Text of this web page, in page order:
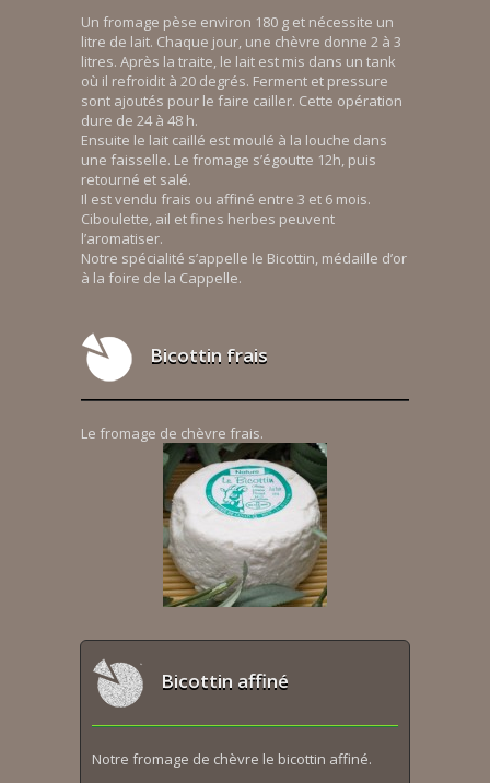
Un fromage pèse environ 180 g et nécessite un
litre de lait. Chaque jour, une chèvre donne 2 à 3
litres. Après la traite, le lait est mis dans un tank
où il refroidit à 20 degrés. Ferment et pressure
sont ajoutés pour le faire cailler. Cette opération
dure de 24 à 48 h.
Ensuite le lait caillé est moulé à la louche dans
une faisselle. Le fromage s’égoutte 12h, puis
retourné et salé.
Il est vendu frais ou affiné entre 3 et 6 mois.
Ciboulette, ail et fines herbes peuvent
l’aromatiser.
Notre spécialité s’appelle le Bicottin, médaille d’or
à la foire de la Cappelle.
Bicottin frais
Le fromage de chèvre frais.
Bicottin affiné
Notre fromage de chèvre le bicottin affiné.